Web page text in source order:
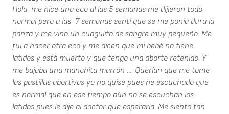
Hola me hice una eco al las 5 semanas me dijieron todo
normal pero a las 7 semanas sentí que se me ponía dura la
panza y me vino un cuagulito de sangre muy pequeño. Me
fui a hacer otra eco y me dicen que mi bebé no tiene
latidos y está muerto y que tengo una aborto retenido. Y
me bajaba una manchita marrón .... Querían que me tome
las pastillas abortivas yo no quise pues he escuchado que
es normal que en ese tiempo aún no se escuchan los
latidos pues le dije al doctor que esperaría. Me siento tan